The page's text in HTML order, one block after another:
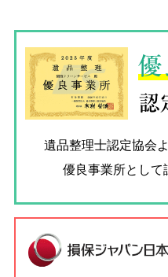
優
認
遺品整理士認定協会
優良事業所として